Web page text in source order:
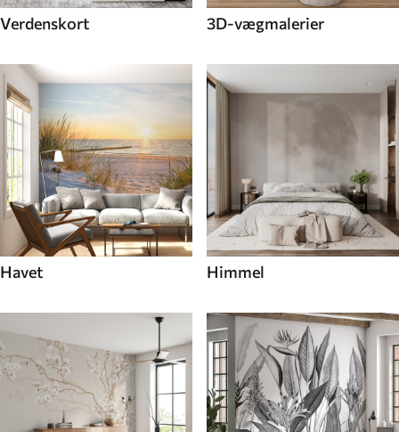
Verdenskort 3D-vægmalerier
Havet Himmel